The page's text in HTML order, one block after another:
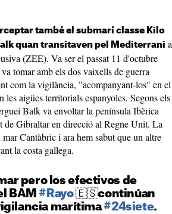
també el submarí classe Kilo
quan transitaven pel Mediterrani a
(ZEE). Va ser el passat 11 d'octubre
tomar amb els dos vaixells de guerra
com la vigilància, "acompanyant-los" en el
les aigües territorials espanyoles. Segons els
Balk va envoltar la península Ibèrica
de Gibraltar en direcció al Regne Unit. La
Cantàbric i ara hem sabut que un altre
la costa gallega.
pero los efectivos de
BAM #Rayo🇪🇸continúan
marítima #24siete.